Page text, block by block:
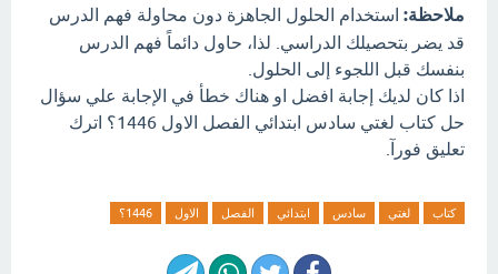
ملاحظة: استخدام الحلول الجاهزة دون محاولة فهم الدرس
قد يضر بتحصيلك الدراسي. لذا، حاول دائماً فهم الدرس
بنفسك قبل اللجوء إلى الحلول.
اذا كان لديك إجابة افضل او هناك خطأ في الإجابة علي سؤال
حل كتاب لغتي سادس ابتدائي الفصل الاول 1446؟ اترك
تعليق فورآ.
كتاب لغتي سادس ابتدائي الفصل الاول 1446؟